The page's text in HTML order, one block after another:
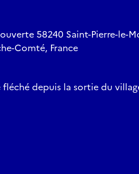
58240 Saint-Pierre-le-
Comté, France
depuis la sortie du